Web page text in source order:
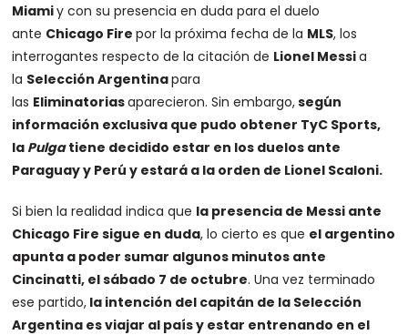
Miamiy con su presencia en duda para el duelo
ante Chicago Firepor la próxima fecha de la MLS, los
interrogantes respecto de la citación de Lionel Messia
la Selección Argentinapara
las Eliminatoriasaparecieron. Sin embargo,según
información exclusiva que pudo obtener TyC Sports,
la Pulgatiene decidido estar en los duelos ante
Paraguay y Perú y estará a la orden de Lionel Scaloni.
Si bien la realidad indica que la presencia de Messi ante
Chicago Fire sigue en duda, lo cierto es que el argentino
apunta a poder sumar algunos minutos ante
Cincinatti, el sábado 7 de octubre. Una vez terminado
ese partido, la intención del capitán de la Selección
Argentina es viajar al país y estar entrenando en el